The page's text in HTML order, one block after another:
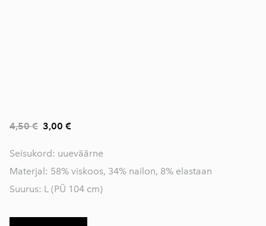
4,50 € 3,00 €
Seisukord: uueväärne
Materjal: 58% viskoos, 34% nailon, 8% elastaan
Suurus: L (PÜ 104 cm)